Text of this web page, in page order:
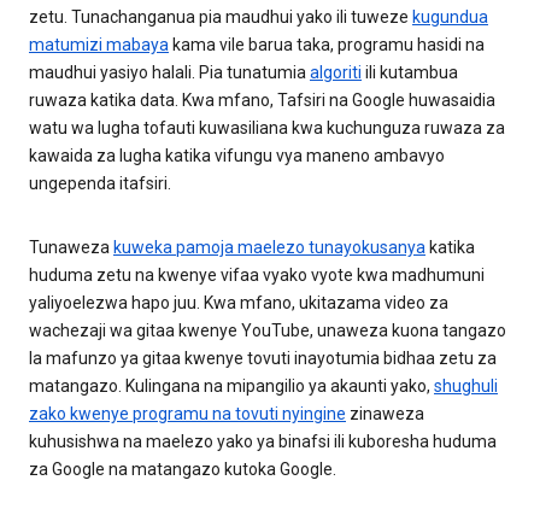
zetu. Tunachanganua pia maudhui yako ili tuweze kugundua
matumizi mabaya kama vile barua taka, programu hasidi na
maudhui yasiyo halali. Pia tunatumia algoriti ili kutambua
ruwaza katika data. Kwa mfano, Tafsiri na Google huwasaidia
watu wa lugha tofauti kuwasiliana kwa kuchunguza ruwaza za
kawaida za lugha katika vifungu vya maneno ambavyo
ungependa itafsiri.
Tunaweza kuweka pamoja maelezo tunayokusanya katika
huduma zetu na kwenye vifaa vyako vyote kwa madhumuni
yaliyoelezwa hapo juu. Kwa mfano, ukitazama video za
wachezaji wa gitaa kwenye YouTube, unaweza kuona tangazo
la mafunzo ya gitaa kwenye tovuti inayotumia bidhaa zetu za
matangazo. Kulingana na mipangilio ya akaunti yako, shughuli
zako kwenye programu na tovuti nyingine zinaweza
kuhusishwa na maelezo yako ya binafsi ili kuboresha huduma
za Google na matangazo kutoka Google.